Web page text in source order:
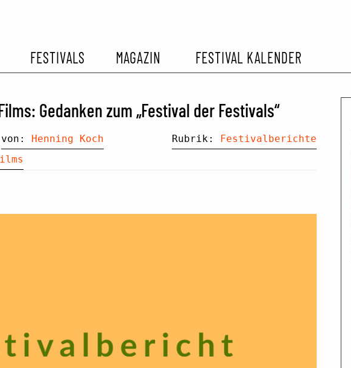
FESTIVALS
ARCHIV EHEMALIGER FILMFESTIVALS
MAGAZIN
FESTIVALBERICHTE
FILMKRITIKEN
FESTIVAL KALENDER
Gedanken zum „Festival der Festivals“
von: Henning Koch Rubrik: Festivalberichte